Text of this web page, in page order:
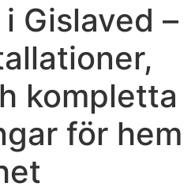
Gislaved –
kompletta
för hem